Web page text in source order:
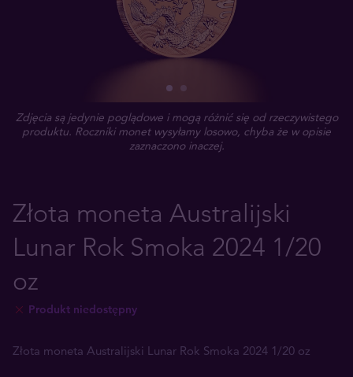
Zdjęcia są jedynie poglądowe i mogą różnić się od rzeczywistego
produktu. Roczniki monet wysyłamy losowo, chyba że w opisie
zaznaczono inaczej.
Złota moneta Australijski
Lunar Rok Smoka 2024 1/20
oz
Produkt niedostępny
Złota moneta Australijski Lunar Rok Smoka 2024 1/20 oz